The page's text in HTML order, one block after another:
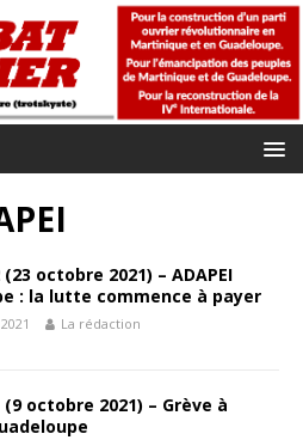
(23 octobre 2021) – ADAPEI
: la lutte commence à payer
La rédaction
(9 octobre 2021) – Grève à